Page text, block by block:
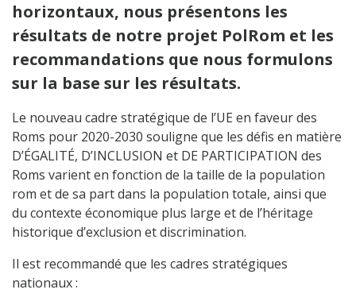
horizontaux, nous présentons les
résultats de notre projet PolRom et les
recommandations que nous formulons
sur la base sur les résultats.
Le nouveau cadre stratégique de l’UE en faveur des
Roms pour 2020-2030 souligne que les défis en matière
D’ÉGALITÉ, D’INCLUSION et DE PARTICIPATION des
Roms varient en fonction de la taille de la population
rom et de sa part dans la population totale, ainsi que
du contexte économique plus large et de l’héritage
historique d’exclusion et discrimination.
Il est recommandé que les cadres stratégiques
nationaux :